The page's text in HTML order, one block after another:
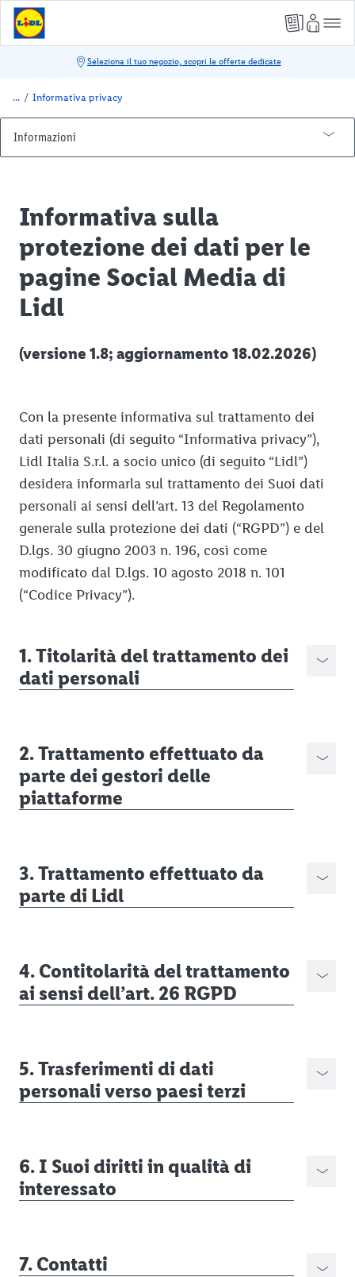
/ Informativa privacy
Informazioni
Spesa online
Carta regalo
Sicurezza delle informazioni
Informativa privacy
Informativa privacy clienti
Informativa privacy partner commerciali
Informativa privacy Assistenza Clienti
Informativa privacy survey Assistenza Clienti
Informativa privacy per gestione pratiche di sinistro
Compliance e segnalazione di violazioni
Regole di condotta compliance
Informativa privacy segnalanti
Modello organizzativo D.Lgs. 231/2001
Informazioni legali
Ricerca punto vendita
Fattura elettronica
Informativa sulla
protezione dei dati per le
pagine Social Media di
Lidl
(versione 1.8; aggiornamento 18.02.2026)
Con la presente informativa sul trattamento dei
dati personali (di seguito “Informativa privacy”),
Lidl Italia S.r.l. a socio unico (di seguito “Lidl”)
desidera informarla sul trattamento dei Suoi dati
personali ai sensi dell’art. 13 del Regolamento
generale sulla protezione dei dati (“RGPD”) e del
D.lgs. 30 giugno 2003 n. 196, così come
modificato dal D.lgs. 10 agosto 2018 n. 101
(“Codice Privacy”).
1. Titolarità del trattamento dei
dati personali
2. Trattamento effettuato da
parte dei gestori delle
piattaforme
3. Trattamento effettuato da
parte di Lidl
4. Contitolarità del trattamento
ai sensi dell’art. 26 RGPD
5. Trasferimenti di dati
personali verso paesi terzi
6. I Suoi diritti in qualità di
interessato
7. Contatti